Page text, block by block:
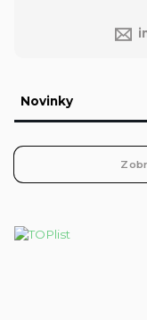
Novinky